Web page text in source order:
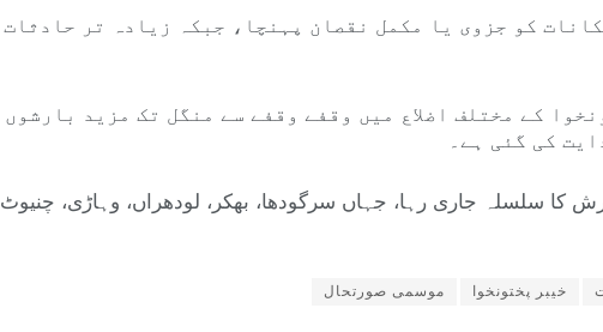
برآں، بارشوں کے باعث کم از کم 6 مکانات کو جزوی یا مکمل نقصان پہنچا، جبکہ
کے مختلف اضلاع میں وقفے وقفے سے منگل تک مزید
کی گئی ہے۔
کا سلسلہ جاری رہا، جہاں سرگودھا، بھکر، لودھراں، وہاڑی،
خیبر پختونخوا موسمی صورتحال